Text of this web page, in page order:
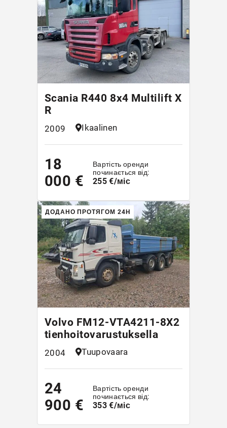
Scania R440 8x4 Multilift X
R
2009 Ikaalinen
18
000 €
Вартість оренди
починається від:
255 €/міс
ДОДАНО ПРОТЯГОМ 24H
Volvo FM12-VTA4211-8X2
tienhoitovarustuksella
2004 Tuupovaara
24
900 €
Вартість оренди
починається від:
353 €/міс